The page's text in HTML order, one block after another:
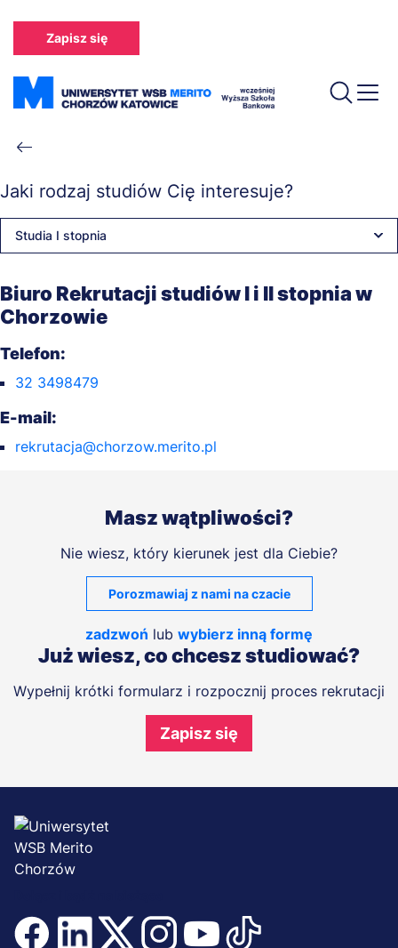
treści
Zapisz się
Ścieżka
nawigacyjna
Jaki rodzaj studiów Cię interesuje?
Studia I stopnia
Biuro Rekrutacji studiów I i II stopnia w
Chorzowie
Telefon:
32 3498479
E-mail:
rekrutacja@chorzow.merito.pl
Masz wątpliwości?
Nie wiesz, który kierunek jest dla Ciebie?
Porozmawiaj z nami na czacie
zadzwoń lub wybierz inną formę
Już wiesz, co chcesz studiować?
Wypełnij krótki formularz i rozpocznij proces rekrutacji
Zapisz się